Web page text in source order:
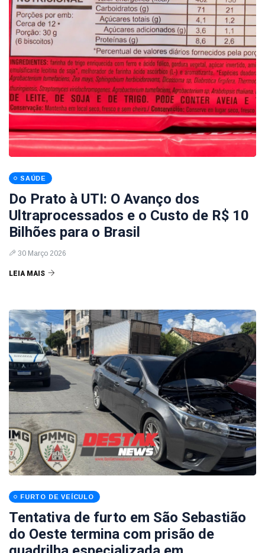
SAÚDE
Do Prato à UTI: O Avanço dos
Ultraprocessados e o Custo de R$ 10
Bilhões para o Brasil
30 Março 2026
LEIA MAIS
FURTO DE VEÍCULO
Tentativa de furto em São Sebastião
do Oeste termina com prisão de